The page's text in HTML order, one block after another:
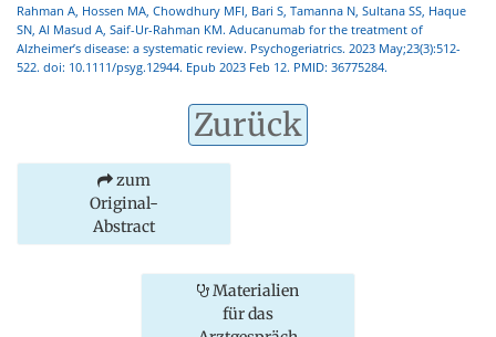
Rahman A, Hossen MA, Chowdhury MFI, Bari S, Tamanna N, Sultana SS, Haque
SN, Al Masud A, Saif-Ur-Rahman KM. Aducanumab for the treatment of
Alzheimer’s disease: a systematic review. Psychogeriatrics. 2023 May;23(3):512-
522. doi: 10.1111/psyg.12944. Epub 2023 Feb 12. PMID: 36775284.
Zurück
zum
Original-
Abstract
Materialien
für das